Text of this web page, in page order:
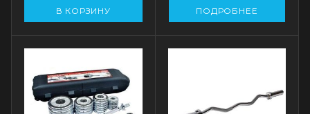
В КОРЗИНУ ПОДРОБНЕЕ